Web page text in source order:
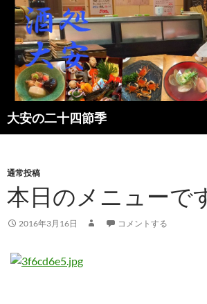
大安の二十四節季
検
索
ン
へ
キ
プ
通常投稿
本日のメニューで
2016年3月16日 コメントする